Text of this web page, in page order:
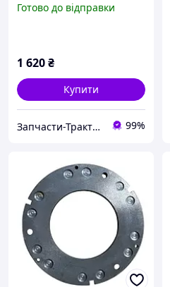
Готово до відправки
1 620₴
Купити
Запчасти-Трактор-Харьков 99%